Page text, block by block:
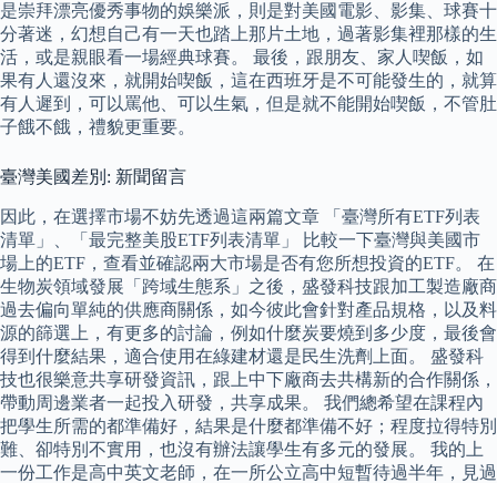
是崇拜漂亮優秀事物的娛樂派，則是對美國電影、影集、球賽十
分著迷，幻想自己有一天也踏上那片土地，過著影集裡那樣的生
活，或是親眼看一場經典球賽。 最後，跟朋友、家人喫飯，如
果有人還沒來，就開始喫飯，這在西班牙是不可能發生的，就算
有人遲到，可以罵他、可以生氣，但是就不能開始喫飯，不管肚
子餓不餓，禮貌更重要。
臺灣美國差別: 新聞留言
因此，在選擇市場不妨先透過這兩篇文章 「臺灣所有ETF列表
清單」、「最完整美股ETF列表清單」 比較一下臺灣與美國市
場上的ETF，查看並確認兩大市場是否有您所想投資的ETF。 在
生物炭領域發展「跨域生態系」之後，盛發科技跟加工製造廠商
過去偏向單純的供應商關係，如今彼此會針對產品規格，以及料
源的篩選上，有更多的討論，例如什麼炭要燒到多少度，最後會
得到什麼結果，適合使用在綠建材還是民生洗劑上面。 盛發科
技也很樂意共享研發資訊，跟上中下廠商去共構新的合作關係，
帶動周邊業者一起投入研發，共享成果。 我們總希望在課程內
把學生所需的都準備好，結果是什麼都準備不好；程度拉得特別
難、卻特別不實用，也沒有辦法讓學生有多元的發展。 我的上
一份工作是高中英文老師，在一所公立高中短暫待過半年，見過